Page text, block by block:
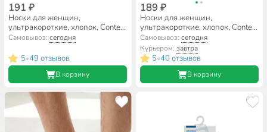
191 ₽
Носки для женщин,
ультракороткие, хлопок, Conte,
Active, 000, серые, р. 23-25,
Самовывоз:сегодня
5•49 отзывов
В корзину
189 ₽
Носки для женщин,
ультракороткие, хлопок, Conte,
Active, 000, белые, р. 23, 18C-
4CП
Самовывоз: сегодня
Курьером: завтра
5•40 отзывов
В корзину